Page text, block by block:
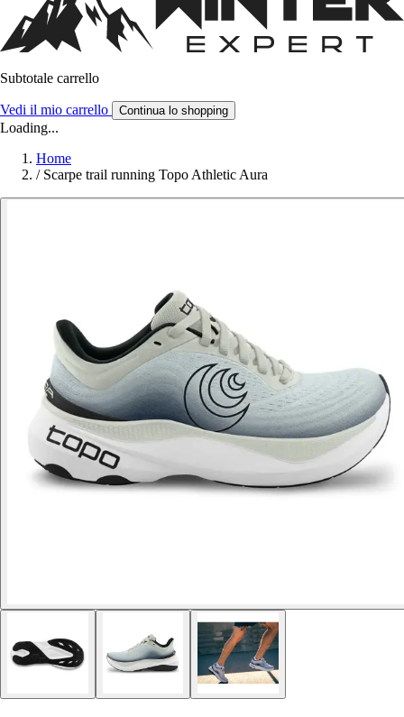
Subtotale carrello
Vedi il mio carrello Continua lo shopping
Loading...
Home
/ Scarpe trail running Topo Athletic Aura